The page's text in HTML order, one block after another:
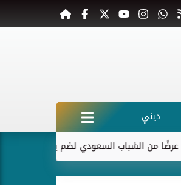
ديني
السعودي لضم ياسر إبراهيم